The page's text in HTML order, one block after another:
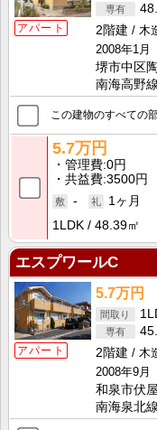
アパート
2階建
木
2008年1月
堺市中区
南海高野
この建物のすべての
5.7万円
管理費 0円
共益費 3500円
-
1ヶ月
1LDK
48.39㎡
エスプワールC
アパート
5.7万円
2階建
木
2008年9月
和泉市伏屋
南海泉北